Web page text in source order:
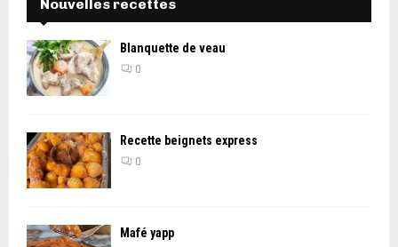
Nouvelles recettes
Blanquette de veau
0
Recette beignets express
0
Mafé yapp